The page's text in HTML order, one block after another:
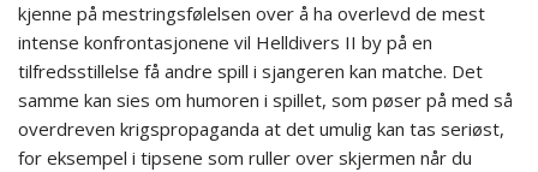
kjenne på mestringsfølelsen over å ha overlevd de mest
intense konfrontasjonene vil Helldivers II by på en
tilfredsstillelse få andre spill i sjangeren kan matche. Det
samme kan sies om humoren i spillet, som pøser på med så
overdreven krigspropaganda at det umulig kan tas seriøst,
for eksempel i tipsene som ruller over skjermen når du